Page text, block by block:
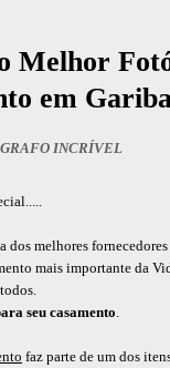
Melhor
em
INCRÍVEL
dos melhores
mais importante da
seu casamento
faz parte de um dos